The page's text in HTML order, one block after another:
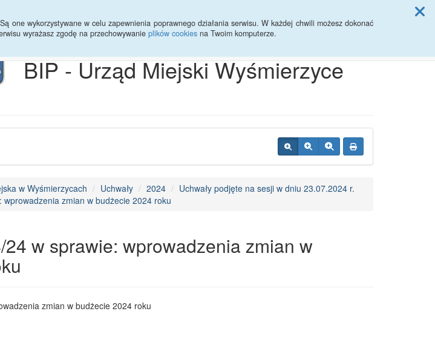
one wykorzystywane w celu zapewnienia poprawnego działania serwisu. W każdej chwili możesz dokonać
wyrażasz zgodę na przechowywanie plików cookies na Twoim komputerze.
Przycisk wyszukaj duży
BIP - Urząd Miejski Wyśmierzyce
w Wyśmierzycach Uchwały 2024
Uchwały podjęte na sesji w dniu 23.07.2024 r.
wprowadzenia zmian w budżecie 2024 roku
24 w sprawie: wprowadzenia zmian w
zmian w budżecie 2024 roku